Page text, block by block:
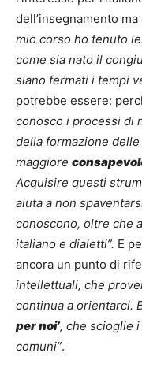
dell’insegnamento
mio corso ho tenuto
come sia nato il
siano fermati i tempi
potrebbe essere:
conosco i processi di
della formazione
maggiore
Acquisire questi
aiuta a non
conoscono, oltre che
italiano e dialetti”. E
ancora un punto di
intellettuali, che
continua a orientarci.
per noi’, che scioglie
comuni”.